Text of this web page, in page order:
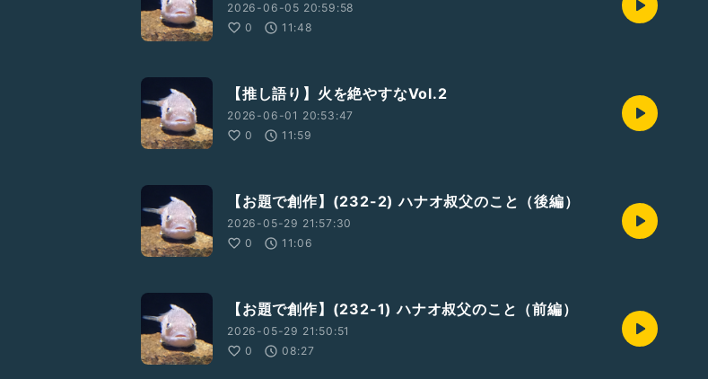
2026-06-05 20:59:58
0
11:48
【推し語り】火を絶やすなVol.2
2026-06-01 20:53:47
0
11:59
【お題で創作】(232-2) ハナオ叔父のこと（後編）
2026-05-29 21:57:30
0
11:06
【お題で創作】(232-1) ハナオ叔父のこと（前編）
2026-05-29 21:50:51
0
08:27